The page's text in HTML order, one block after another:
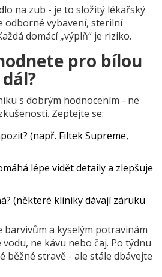
na zub - je to složitý lékařský
odborné vybavení, sterilní
domácí „výplň“ je riziko.
pro bílou
s dobrým hodnocením - ne
Zeptejte se:
(např. Filtek Supreme,
lépe vidět detaily a zlepšuje
(některé kliniky dávají záruku
barvivům a kyselým potravinám
ne kávu nebo čaj. Po týdnu
běžné stravě - ale stále dbávejte